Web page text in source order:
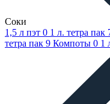
Соки
1,5 л пэт 0 1 л. тетра пак
тетра пак 9 Компоты 0 1